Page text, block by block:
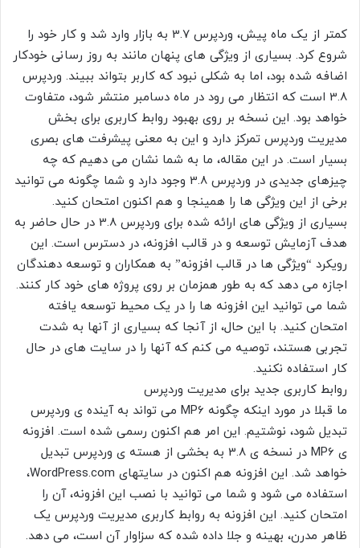
کمتر از یک ماه پیش، وردپرس 3.7 به بازار وارد شد و کار خود را
شروع کرد. بسیاری از ویژگی های پنهان مانند به روز رسانی خودکار
اضافه شده بود، اما به شکلی نبود که کاربر بتواند ببیند. وردپرس
3.8 است که انتظار می رود در ماه دسامبر منتشر شود، متفاوت
خواهد بود. این نسخه بر روی بهبود روابط کاربری برای بخش
مدیریت وردپرس تمرکز دارد و این به معنی پیشرفت های بصری
بسیار است. در این مقاله، ما به شما نشان می دهیم که چه
چیزهای جدیدی در وردپرس 3.8 وجود دارد و شما چگونه می توانید
برخی از این ویژگی ها را همینجا و هم اکنون امتحان کنید.
بسیاری از ویژگی های ارائه شده برای وردپرس 3.8 در حال حاضر به
هدف آزمایش توسعه و در قالب افزونه، در دسترس است. این
رویکرد “ویژگی ها در قالب افزونه” به همکاران و توسعه دهندگان
اجازه می دهد که به طور همزمان بر روی پروژه های خود کار کنند.
شما می توانید این افزونه ها را در یک محیط توسعه یافته
امتحان کنید. با این حال، از آنجا که بسیاری از آنها به شدت
تجربی هستند، توصیه می کنم که آنها را در سایت های در حال
کار استفاده نکنید.
روابط کاربری جدید برای مدیریت وردپرس
ما قبلا در مورد اینکه چگونه MP6 می تواند به آینده ی وردپرس
تبدیل شود، نوشتیم. این امر هم اکنون رسمی شده است. افزونه
ی MP6 در نسخه ی 3.8 به بخشی از هسته ی وردپرس تبدیل
خواهد شد. این افزونه هم اکنون در سایتهای WordPress.com،
استفاده می شود و شما می توانید با نصب این افزونه، آن را
امتحان کنید. این افزونه به روابط کاربری مدیریت وردپرس یک
ظاهر مدرن، بهینه و جلا داده شده که سزاوار آن است، می دهد.